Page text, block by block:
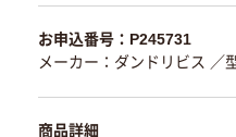
お申込番号：P245731
メーカー：ダンドリビス ／
商品詳細